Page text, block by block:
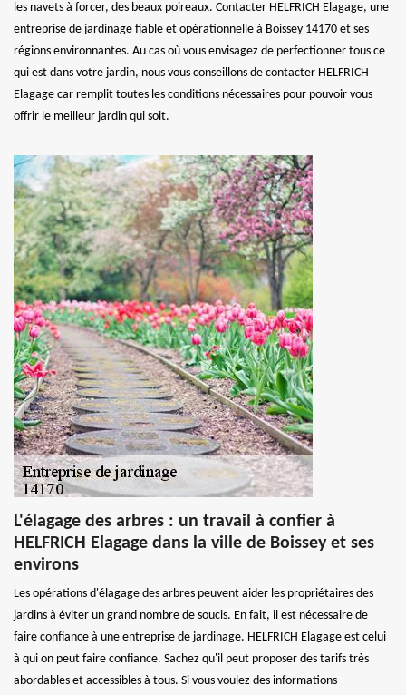
les navets à forcer, des beaux poireaux. Contacter HELFRICH Elagage, une
entreprise de jardinage fiable et opérationnelle à Boissey 14170 et ses
régions environnantes. Au cas où vous envisagez de perfectionner tous ce
qui est dans votre jardin, nous vous conseillons de contacter HELFRICH
Elagage car remplit toutes les conditions nécessaires pour pouvoir vous
offrir le meilleur jardin qui soit.
L'élagage des arbres : un travail à confier à
HELFRICH Elagage dans la ville de Boissey et ses
environs
Les opérations d'élagage des arbres peuvent aider les propriétaires des
jardins à éviter un grand nombre de soucis. En fait, il est nécessaire de
faire confiance à une entreprise de jardinage. HELFRICH Elagage est celui
à qui on peut faire confiance. Sachez qu'il peut proposer des tarifs très
abordables et accessibles à tous. Si vous voulez des informations